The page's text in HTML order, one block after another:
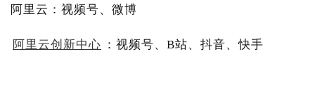
阿里云：视频号、微博
阿里云创新中心 ：视频号、B站、抖音、快手